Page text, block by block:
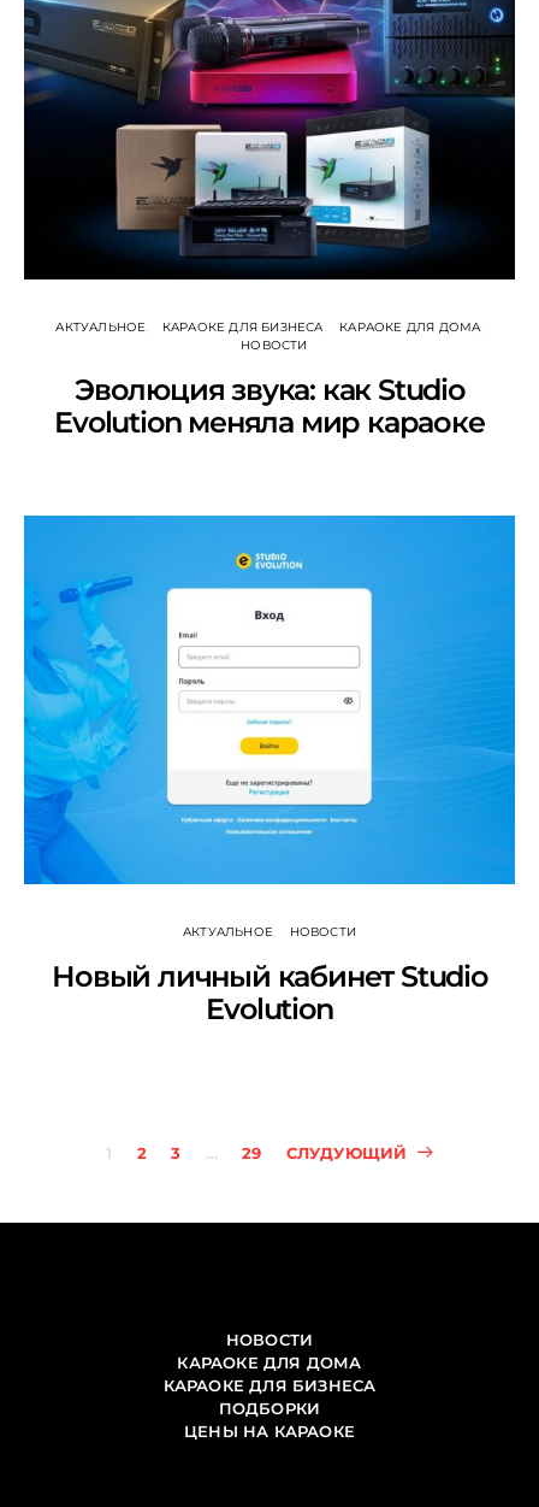
АКТУАЛЬНОЕ КАРАОКЕ ДЛЯ БИЗНЕСА
КАРАОКЕ ДЛЯ ДОМА
НОВОСТИ
Эволюция звука: как Studio
Evolution меняла мир караоке
АКТУАЛЬНОЕ НОВОСТИ
Новый личный кабинет Studio
Evolution
Пагинация
1 2 3 … 29 СЛУДУЮЩИЙ
НОВОСТИ
КАРАОКЕ ДЛЯ ДОМА
КАРАОКЕ ДЛЯ БИЗНЕСА
ПОДБОРКИ
ЦЕНЫ НА КАРАОКЕ